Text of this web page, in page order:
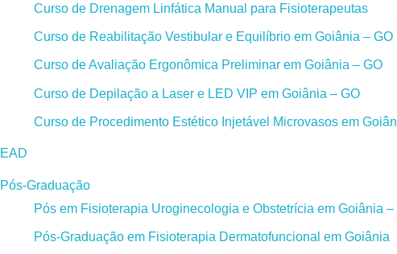
Curso de Drenagem Linfática Manual para Fisioterapeutas
Curso de Reabilitação Vestibular e Equilíbrio em Goiânia – GO
Curso de Avaliação Ergonômica Preliminar em Goiânia – GO
Curso de Depilação a Laser e LED VIP em Goiânia – GO
Curso de Procedimento Estético Injetável Microvasos em
EAD
Pós-Graduação
Pós em Fisioterapia Uroginecologia e Obstetrícia em Goiânia –
Pós-Graduação em Fisioterapia Dermatofuncional em Goiânia